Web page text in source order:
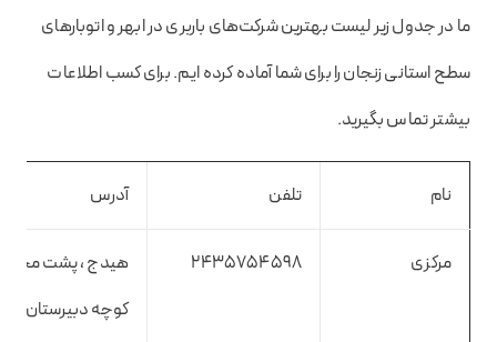
ما در جدول زیر لیست بهترین شرکت‌های باربری در ابهر و اتوبارهای
سطح استانی زنجان را برای شما آماده کرده ایم. برای کسب اطلاعات
بیشتر تماس بگیرید.
نام تلفن آدرس
مرکزی 2435754598
هیدج ، پشت
کوچه دبیرستان ،